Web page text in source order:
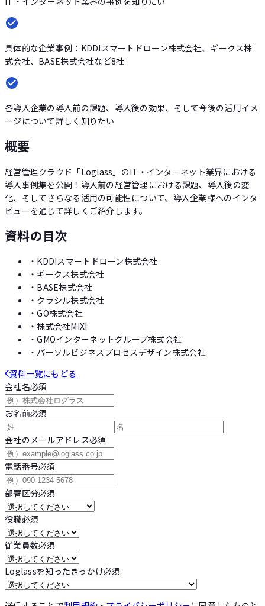
具体的な企業事例：KDDIスマートドローン株式会社、ギークス株
式会社、BASE株式会社など8社
各導入企業の導入前の課題、導入後の効果、そして今後の活用イメ
ージについて詳しく知りたい
概要
経営管理クラウド「Loglass」のIT・インターネット業界における
導入事例集を公開！導入前の経営管理における課題、導入後の変
化、そしてさらなる活用の可能性について、導入企業様へのインタ
ビューを通じて詳しくご紹介します。
資料の目次
・ KDDIスマートドローン株式会社
・ ギークス株式会社
・ BASE株式会社
・ クラシル株式会社
・GO株式会社
・株式会社MIXI
・GMOインターネットグループ株式会社
・ パーソルビジネスプロセスデザイン株式会社
資料一覧にもどる
会社名必須
お名前必須
会社のメールアドレス必須
電話番号必須
部署区分必須
役職必須
従業員数必須
Loglassを知ったきっかけ必須